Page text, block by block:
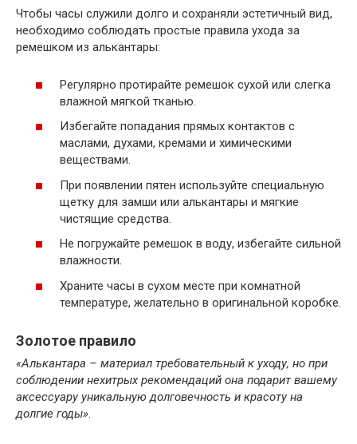
Чтобы часы служили долго и сохраняли эстетичный вид,
необходимо соблюдать простые правила ухода за
ремешком из алькантары:
Регулярно протирайте ремешок сухой или слегка
влажной мягкой тканью.
Избегайте попадания прямых контактов с
маслами, духами, кремами и химическими
веществами.
При появлении пятен используйте специальную
щетку для замши или алькантары и мягкие
чистящие средства.
Не погружайте ремешок в воду, избегайте сильной
влажности.
Храните часы в сухом месте при комнатной
температуре, желательно в оригинальной коробке.
Золотое правило
«Алькантара – материал требовательный к уходу, но при
соблюдении нехитрых рекомендаций она подарит вашему
аксессуару уникальную долговечность и красоту на
долгие годы».